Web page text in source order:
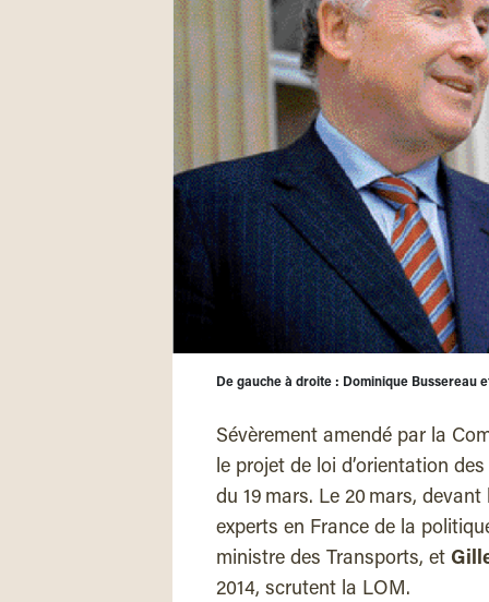
De gauche à droite : Dominique Bussereau
Sévèrement amendé par la
le projet de loi d’orientation
du 19 mars. Le 20 mars,
experts en France de la
ministre des Transports, et
2014, scrutent la LOM.